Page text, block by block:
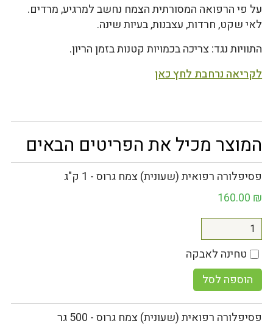
על פי הרפואה המסורתית הצמח נחשב למרגיע, מרדים.
לאי שקט, חרדות, עצבנות, בעיות שינה.
התוויות נגד: צריכה בכמויות קטנות בזמן הריון.
לקריאה נרחבת לחץ כאן
המוצר מכיל את הפריטים הבאים
פסיפלורה רפואית (שעונית) צמח גרוס - 1 ק"ג
160.00 ₪
טחינה לאבקה
הוספה לסל
פסיפלורה רפואית (שעונית) צמח גרוס - 500 גר